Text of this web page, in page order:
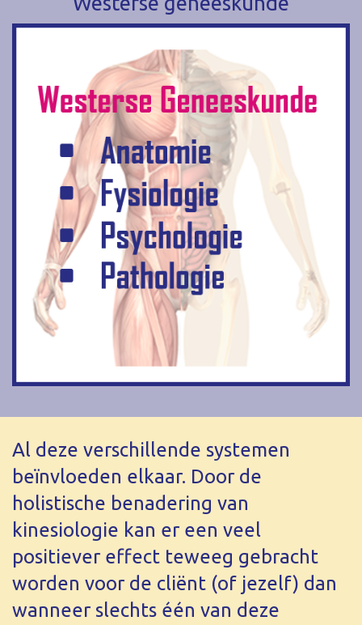
Al deze verschillende systemen
beïnvloeden elkaar. Door de
holistische benadering van
kinesiologie kan er een veel
positiever effect teweeg gebracht
worden voor de cliënt (of jezelf) dan
wanneer slechts één van deze